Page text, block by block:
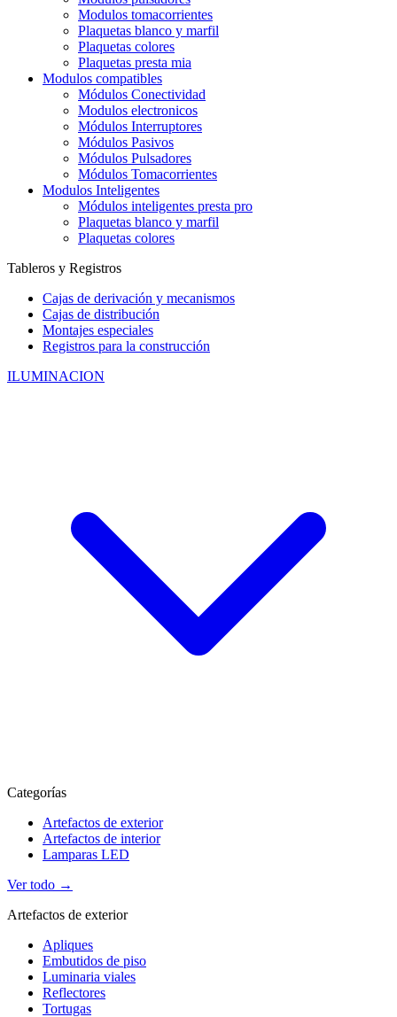
Modulos tomacorrientes
Plaquetas blanco y marfil
Plaquetas colores
Plaquetas presta mia
Modulos compatibles
Módulos Conectividad
Modulos electronicos
Módulos Interruptores
Módulos Pasivos
Módulos Pulsadores
Módulos Tomacorrientes
Modulos Inteligentes
Módulos inteligentes presta pro
Plaquetas blanco y marfil
Plaquetas colores
Tableros y Registros
Cajas de derivación y mecanismos
Cajas de distribución
Montajes especiales
Registros para la construcción
ILUMINACION
Categorías
Artefactos de exterior
Artefactos de interior
Lamparas LED
Ver todo →
Artefactos de exterior
Apliques
Embutidos de piso
Luminaria viales
Reflectores
Tortugas